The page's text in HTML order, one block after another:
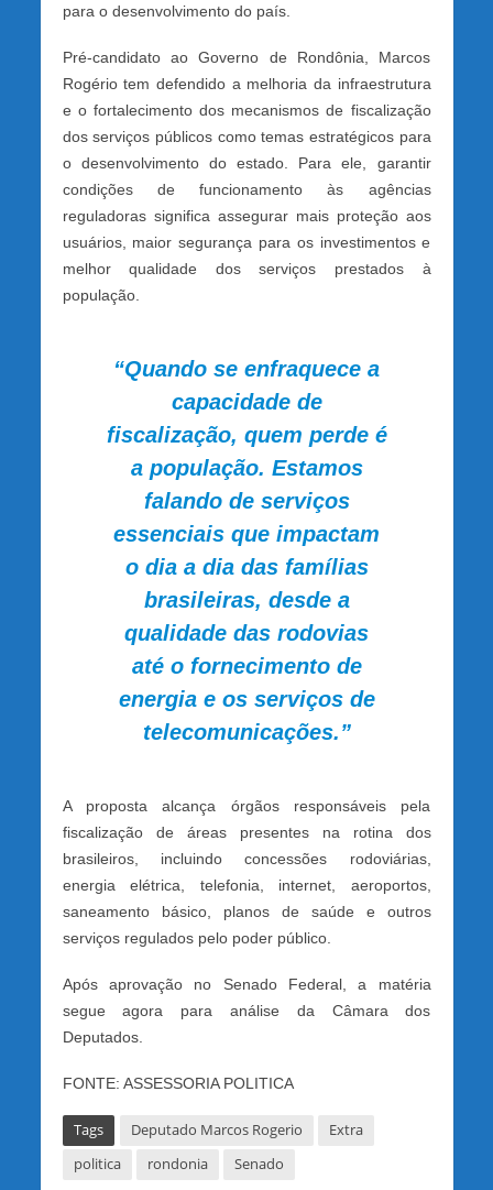
para o desenvolvimento do país.
Pré-candidato ao Governo de Rondônia, Marcos
Rogério tem defendido a melhoria da infraestrutura
e o fortalecimento dos mecanismos de fiscalização
dos serviços públicos como temas estratégicos para
o desenvolvimento do estado. Para ele, garantir
condições de funcionamento às agências
reguladoras significa assegurar mais proteção aos
usuários, maior segurança para os investimentos e
melhor qualidade dos serviços prestados à
população.
“Quando se enfraquece a
capacidade de
fiscalização, quem perde é
a população. Estamos
falando de serviços
essenciais que impactam
o dia a dia das famílias
brasileiras, desde a
qualidade das rodovias
até o fornecimento de
energia e os serviços de
telecomunicações.”
A proposta alcança órgãos responsáveis pela
fiscalização de áreas presentes na rotina dos
brasileiros, incluindo concessões rodoviárias,
energia elétrica, telefonia, internet, aeroportos,
saneamento básico, planos de saúde e outros
serviços regulados pelo poder público.
Após aprovação no Senado Federal, a matéria
segue agora para análise da Câmara dos
Deputados.
FONTE: ASSESSORIA POLITICA
Tags Deputado Marcos Rogerio
Extra
politica
rondonia Senado